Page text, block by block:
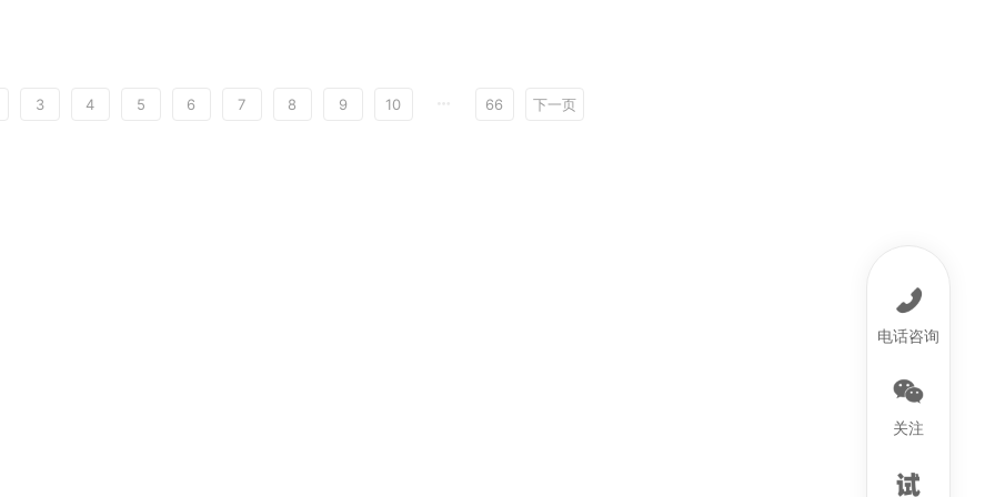
3 4 5 6 7 8 9 10 66 下一页
电话咨询
关注